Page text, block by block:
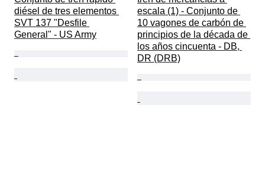
diésel de tres elementos
SVT 137 "Desfile
General" - US Army
escala (1) - Conjunto de
10 vagones de carbón de
principios de la década de
los años cincuenta - DB,
DR (DRB)